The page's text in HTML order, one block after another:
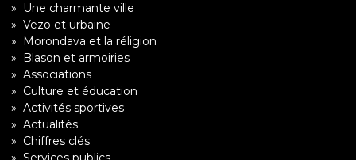
» Une charmante ville
» Vezo et urbaine
» Morondava et la réligion
» Blason et armoiries
» Associations
» Culture et éducation
» Activités sportives
» Actualités
» Chiffres clés